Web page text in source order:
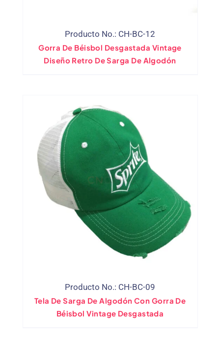
Producto No.: CH-BC-12
Gorra De Béisbol Desgastada Vintage
Diseño Retro De Sarga De Algodón
Producto No.: CH-BC-09
Tela De Sarga De Algodón Con Gorra De
Béisbol Vintage Desgastada